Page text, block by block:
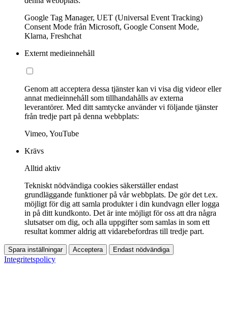
Google Tag Manager, UET (Universal Event Tracking)
Consent Mode från Microsoft, Google Consent Mode,
Klarna, Freshchat
Externt medieinnehåll
Genom att acceptera dessa tjänster kan vi visa dig videor eller
annat medieinnehåll som tillhandahålls av externa
leverantörer. Med ditt samtycke använder vi följande tjänster
från tredje part på denna webbplats:
Vimeo, YouTube
Krävs
Alltid aktiv
Tekniskt nödvändiga cookies säkerställer endast
grundläggande funktioner på vår webbplats. De gör det t.ex.
möjligt för dig att samla produkter i din kundvagn eller logga
in på ditt kundkonto. Det är inte möjligt för oss att dra några
slutsatser om dig, och alla uppgifter som samlas in som ett
resultat kommer aldrig att vidarebefordras till tredje part.
Spara inställningar Acceptera Endast nödvändiga
Integritetspolicy